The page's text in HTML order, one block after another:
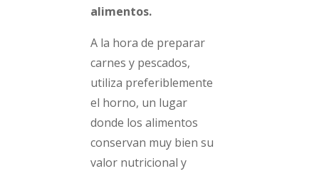
alimentos.
A la hora de preparar
carnes y pescados,
utiliza preferiblemente
el horno, un lugar
donde los alimentos
conservan muy bien su
valor nutricional y